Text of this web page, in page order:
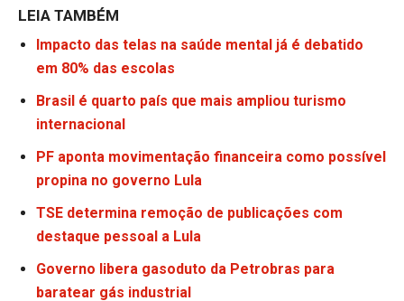
LEIA TAMBÉM
Impacto das telas na saúde mental já é debatido
em 80% das escolas
Brasil é quarto país que mais ampliou turismo
internacional
PF aponta movimentação financeira como possível
propina no governo Lula
TSE determina remoção de publicações com
destaque pessoal a Lula
Governo libera gasoduto da Petrobras para
baratear gás industrial